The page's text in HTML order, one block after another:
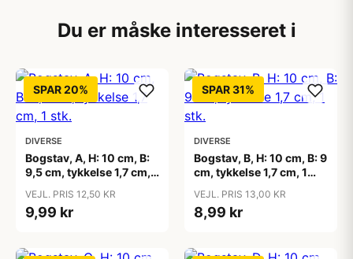
Du er måske interesseret i
SPAR 20%
DIVERSE
Bogstav, A, H: 10 cm, B:
9,5 cm, tykkelse 1,7 cm, 1
VEJL. PRIS 12,50 KR
9,99 kr
SPAR 31%
DIVERSE
Bogstav, B, H: 10 cm, B: 9
cm, tykkelse 1,7 cm, 1
VEJL. PRIS 13,00 KR
8,99 kr